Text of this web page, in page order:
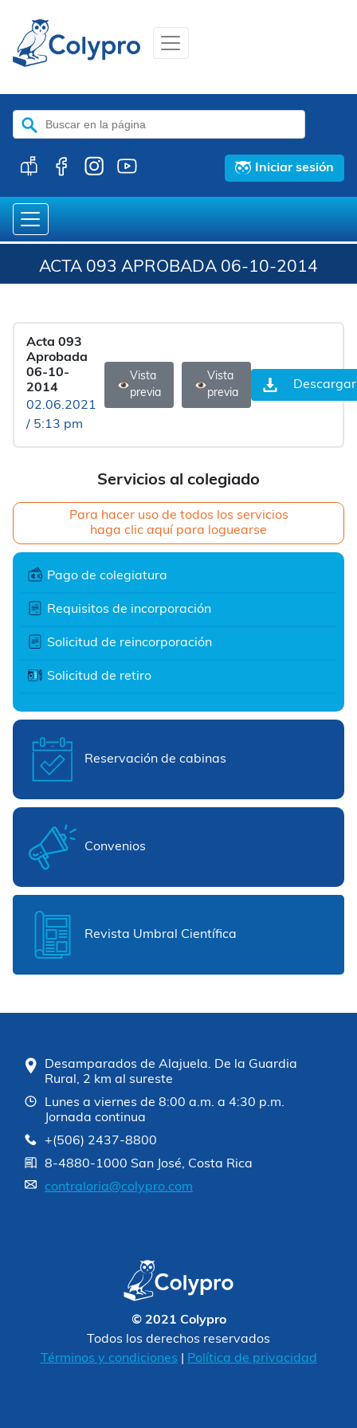
Buscar:
Iniciar sesión
ACTA 093 APROBADA 06-10-2014
Servicios al colegiado
Para hacer uso de todos los servicios
haga clic aquí para loguearse
Pago de colegiatura
Requisitos de incorporación
Solicitud de reincorporación
Solicitud de retiro
Reservación de cabinas
Convenios
Revista Umbral Científica
Acta 093
Aprobada
06-10-
2014
02.06.2021
/ 5:13 pm
Vista
previa
Vista
previa
Descargar
Desamparados de Alajuela. De la Guardia
Rural, 2 km al sureste
Lunes a viernes de 8:00 a.m. a 4:30 p.m.
Jornada continua
+(506) 2437-8800
8-4880-1000 San José, Costa Rica
contraloria@colypro.com
© 2021 Colypro
Todos los derechos reservados
Términos y condiciones
Política de privacidad